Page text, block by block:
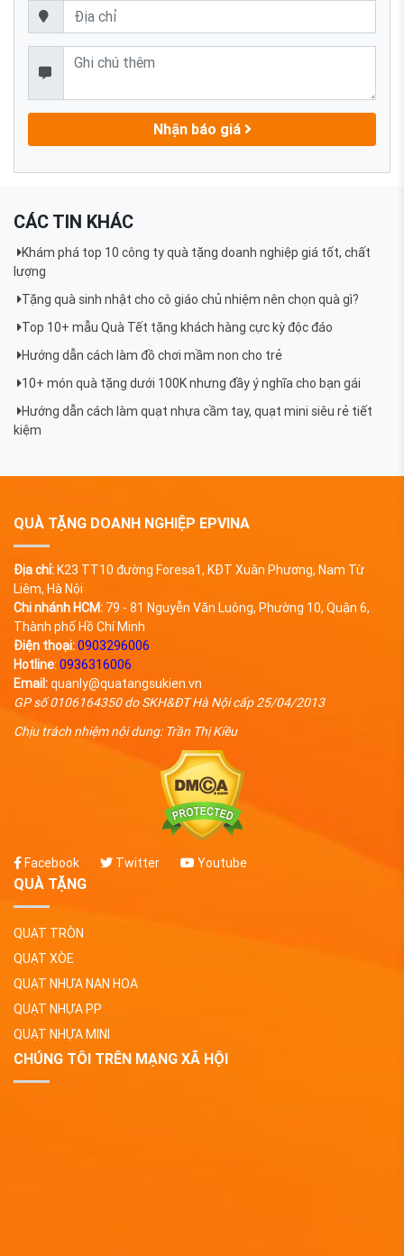
Nhận báo giá
CÁC TIN KHÁC
Khám phá top 10 công ty quà tặng doanh nghiệp giá tốt, chất
lượng
Tặng quà sinh nhật cho cô giáo chủ nhiệm nên chọn quà gì?
Top 10+ mẫu Quà Tết tặng khách hàng cực kỳ độc đáo
Hướng dẫn cách làm đồ chơi mầm non cho trẻ
10+ món quà tặng dưới 100K nhưng đầy ý nghĩa cho bạn gái
Hướng dẫn cách làm quạt nhựa cầm tay, quạt mini siêu rẻ tiết
kiệm
QUÀ TẶNG DOANH NGHIỆP EPVINA
Địa chỉ:K23 TT10 đường Foresa1, KĐT Xuân Phương, Nam Từ
Liêm, Hà Nội
Chi nhánh HCM: 79 - 81 Nguyễn Văn Luông, Phường 10, Quận 6,
Thành phố Hồ Chí Minh
Điện thoại:0903296006
Hotline: 0936316006
Email:quanly@quatangsukien.vn
GP số 0106164350 do SKH&ĐT Hà Nội cấp 25/04/2013
Chịu trách nhiệm nội dung: Trần Thị Kiều
Facebook Twitter Youtube
QUÀ TẶNG
QUẠT TRÒN
QUẠT XÒE
QUẠT NHỰA NAN HOA
QUẠT NHỰA PP
QUẠT NHỰA MINI
CHÚNG TÔI TRÊN MẠNG XÃ HỘI